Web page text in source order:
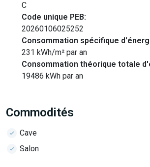
C
Code unique PEB:
20260106025252
Consommation spécifique
231 kWh/m² par an
Consommation théorique totale
19486 kWh par an
Commodités
Cave
Salon